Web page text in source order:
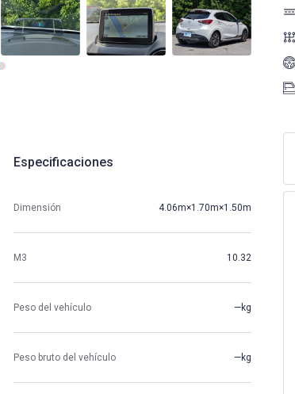
Especificaciones
Dimensión 4.06m×1.70m×1.50m
M3 10.32
Peso del vehículo —kg
Peso bruto del vehículo —kg